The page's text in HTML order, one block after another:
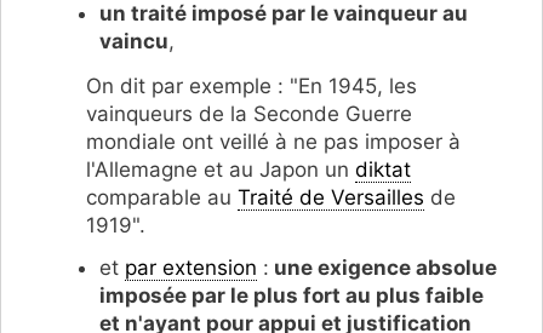
un traité imposé par le vainqueur au
vaincu,
On dit par exemple : "En 1945, les
vainqueurs de la Seconde Guerre
mondiale ont veillé à ne pas imposer à
l'Allemagne et au Japon un diktat
comparable au Traité de Versailles de
1919".
et par extension : une exigence absolue
imposée par le plus fort au plus faible
et n'ayant pour appui et justification